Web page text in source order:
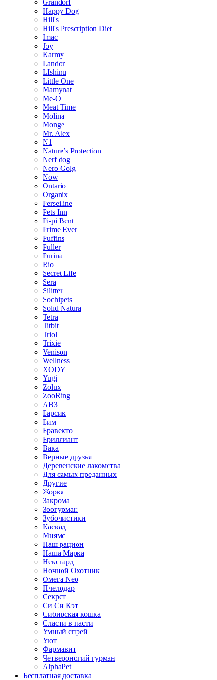
Grandorf
Happy Dog
Hill's
Hill's Prescription Diet
Imac
Joy
Karmy
Landor
LIshinu
Little One
Mamynat
Me-O
Meat Time
Molina
Monge
Mr. Alex
N1
Nature’s Protection
Nerf dog
Nero Golg
Now
Ontario
Organix
Perseiline
Pets Inn
Pi-pi Bent
Prime Ever
Puffins
Puller
Purina
Rio
Secret Life
Sera
Silitter
Sochipets
Solid Natura
Tetra
Titbit
Triol
Trixie
Venison
Wellness
XODY
Yugi
Zolux
ZooRing
АВЗ
Барсик
Бим
Бравекто
Бриллиант
Вака
Верные друзья
Деревенские лакомства
Для самых преданных
Другие
Жорка
Закрома
Зоогурман
Зубочистики
Каскад
Мнямс
Наш рацион
Наша Марка
Нексгард
Ночной Охотник
Омега Neo
Пчелодар
Секрет
Си Си Кэт
Сибирская кошка
Сласти в пасти
Умный спрей
Уют
Фармавит
Четвероногий гурман
AlphaPet
Бесплатная доставка